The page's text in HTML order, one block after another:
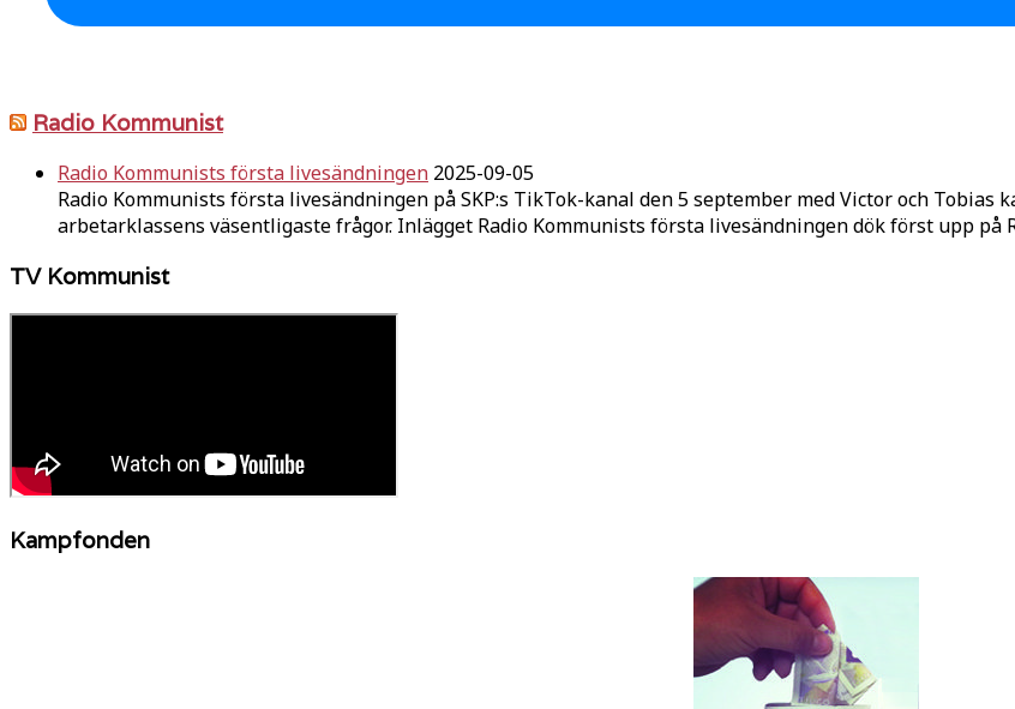
Radio Kommunist
Radio Kommunists första livesändningen 2025-09-05
Radio Kommunists första livesändningen på SKP:s TikTok-kanal den 5 september med Victor och Tobias
arbetarklassens väsentligaste frågor. Inlägget Radio Kommunists första livesändningen dök först upp på
TV Kommunist
Kampfonden